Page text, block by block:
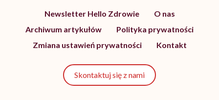
Newsletter Hello Zdrowie
O nas
Archiwum artykułów
Polityka prywatności
Zmiana ustawień prywatności
Kontakt
Skontaktuj się z nami